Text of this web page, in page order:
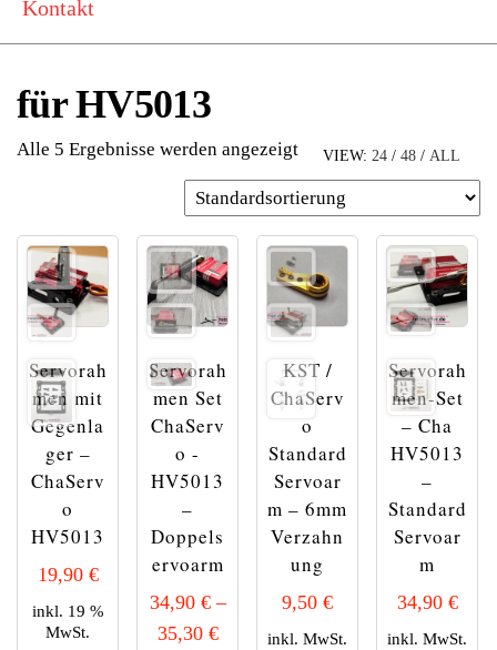
Kontakt
für HV5013
VIEW: 24 / 48 / ALL
Alle 5 Ergebnisse werden angezeigt
Servorah
men mit
Gegenla
ger –
ChaServ
o
HV5013
19,90 €
inkl. 19 %
MwSt.
Servorah
men Set
ChaServ
o -
HV5013
–
Doppels
ervoarm
34,90 €–
35,30 €
KST /
ChaServ
o
Standard
Servoar
m – 6mm
Verzahn
ung
9,50€
inkl. MwSt.
Servorah
men-Set
– Cha
HV5013
–
Standard
Servoar
m
34,90 €
inkl. MwSt.